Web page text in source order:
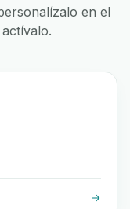
en el